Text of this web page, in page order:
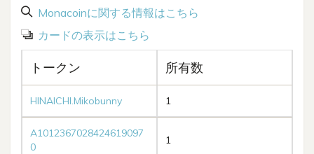
Monacoinに関する情報はこちら
カードの表示はこちら
トークン 所有数
HINAICHI.Mikobunny 1
A1012367028424619097
0
1